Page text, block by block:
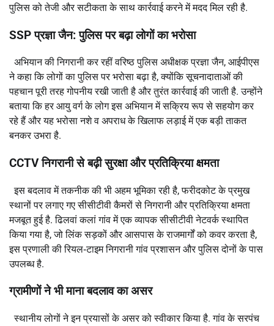
पुलिस को तेजी और सटीकता के साथ कार्रवाई करने में मदद मिल रही है.
SSP प्रज्ञा जैन: पुलिस पर बढ़ा लोगों का भरोसा
अभियान की निगरानी कर रहीं वरिष्ठ पुलिस अधीक्षक प्रज्ञा जैन, आईपीएस
ने कहा कि लोगों का पुलिस पर भरोसा बढ़ा है, क्योंकि सूचनादाताओं की
पहचान पूरी तरह गोपनीय रखी जाती है और तुरंत कार्रवाई की जाती है. उन्होंने
बताया कि हर आयु वर्ग के लोग इस अभियान में सक्रिय रूप से सहयोग कर
रहे हैं और यह भरोसा नशे व अपराध के खिलाफ लड़ाई में एक बड़ी ताकत
बनकर उभरा है.
CCTV निगरानी से बढ़ी सुरक्षा और प्रतिक्रिया क्षमता
इस बदलाव में तकनीक की भी अहम भूमिका रही है, फरीदकोट के प्रमुख
स्थानों पर लगाए गए सीसीटीवी कैमरों से निगरानी और प्रतिक्रिया क्षमता
मजबूत हुई है. ढिलवां कलां गांव में एक व्यापक सीसीटीवी नेटवर्क स्थापित
किया गया है, जो लिंक सड़कों और आसपास के राजमार्गों को कवर करता है,
इस प्रणाली की रियल‑टाइम निगरानी गांव प्रशासन और पुलिस दोनों के पास
उपलब्ध है.
ग्रामीणों ने भी माना बदलाव का असर
स्थानीय लोगों ने इन प्रयासों के असर को स्वीकार किया है. गांव के सरपंच